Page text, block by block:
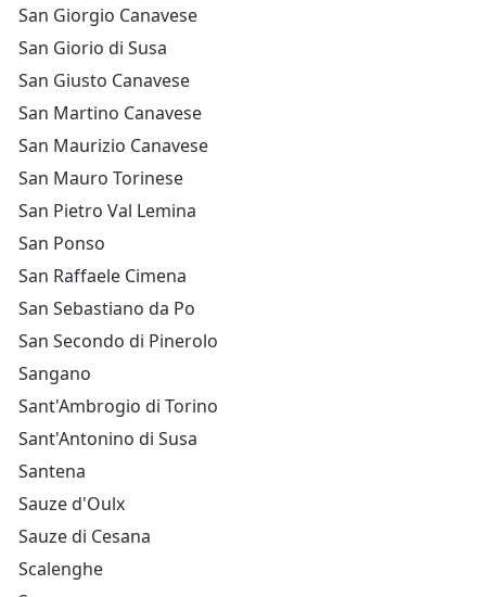
San Giorgio Canavese
San Giorio di Susa
San Giusto Canavese
San Martino Canavese
San Maurizio Canavese
San Mauro Torinese
San Pietro Val Lemina
San Ponso
San Raffaele Cimena
San Sebastiano da Po
San Secondo di Pinerolo
Sangano
Sant'Ambrogio di Torino
Sant'Antonino di Susa
Santena
Sauze d'Oulx
Sauze di Cesana
Scalenghe